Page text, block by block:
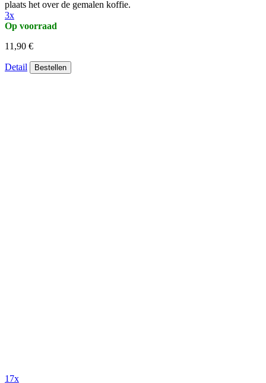
plaats het over de gemalen koffie.
3x
Op voorraad
11,90 €
Detail Bestellen
17x